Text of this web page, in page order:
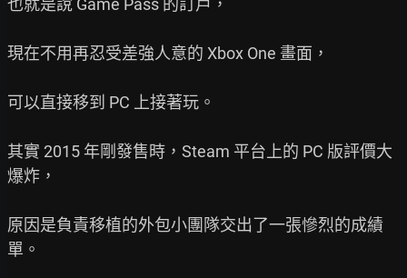
也就是說 Game Pass 的訂戶，
現在不用再忍受差強人意的 Xbox One 畫面，
可以直接移到 PC 上接著玩。
其實 2015 年剛發售時，Steam 平台上的 PC 版評價大
爆炸，
原因是負責移植的外包小團隊交出了一張慘烈的成績
單。